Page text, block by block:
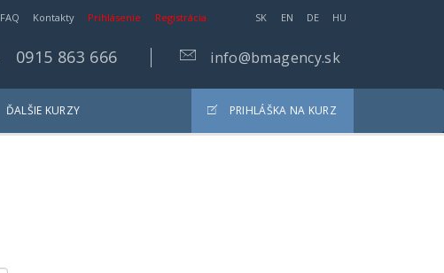
SK EN DE HU
FAQ Kontakty Prihlásenie Registrácia
0915 863 666 info@bmagency.sk
ĎALŠIE KURZY PRIHLÁŠKA NA KURZ